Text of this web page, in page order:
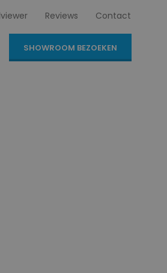
Reviews Contact
SHOWROOM BEZOEKEN